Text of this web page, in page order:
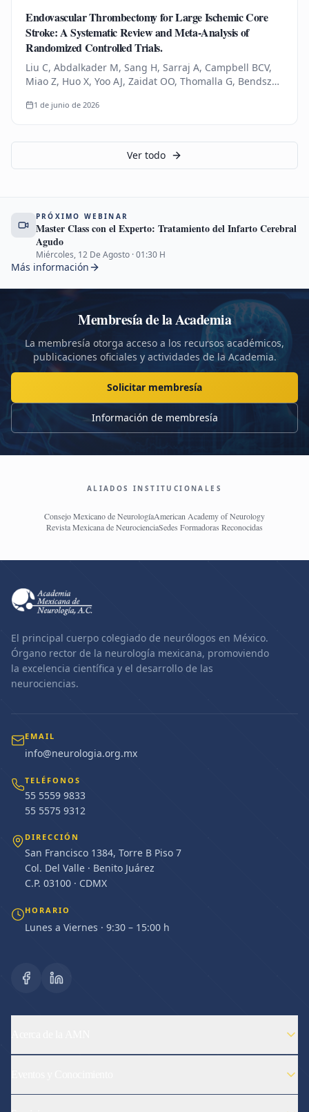
Endovascular Thrombectomy for Large Ischemic Core
Stroke: A Systematic Review and Meta-Analysis of
Randomized Controlled Trials.
Liu C, Abdalkader M, Sang H, Sarraj A, Campbell BCV,
Miao Z, Huo X, Yoo AJ, Zaidat OO, Thomalla G, Bendszus
Yaghi S, Sun D,…
1 de junio de 2026
Ver todo
PRÓXIMO WEBINAR
Master Class con el Experto: Tratamiento del Infarto Cerebral
Agudo
Miércoles, 12 De Agosto ·01:30 H
Más información
Membresía de la Academia
La membresía otorga acceso a los recursos académicos,
publicaciones oficiales y actividades de la Academia.
Solicitar membresía
Información de membresía
ALIADOS INSTITUCIONALES
Consejo Mexicano de NeurologíaAmerican Academy of Neurology
Revista Mexicana de NeurocienciaSedes Formadoras Reconocidas
El principal cuerpo colegiado de neurólogos en México.
Órgano rector de la neurología mexicana, promoviendo
la excelencia científica y el desarrollo de las
neurociencias.
EMAIL
info@neurologia.org.mx
TELÉFONOS
55 5559 9833
55 5575 9312
DIRECCIÓN
San Francisco 1384, Torre B Piso 7
Col. Del Valle · Benito Juárez
C.P. 03100 · CDMX
HORARIO
Lunes a Viernes · 9:30 – 15:00 h